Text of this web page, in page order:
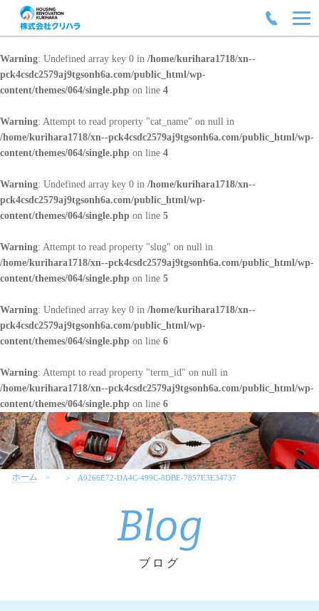
Warning: Undefined array key 0 in /home/kurihara1718/xn--
pck4csdc2579aj9tgsonh6a.com/public_html/wp-
content/themes/064/single.php on line 4
Warning: Attempt to read property "cat_name" on null in
/home/kurihara1718/xn--pck4csdc2579aj9tgsonh6a.com/public_html/wp-
content/themes/064/single.php on line 4
Warning: Undefined array key 0 in /home/kurihara1718/xn--
pck4csdc2579aj9tgsonh6a.com/public_html/wp-
content/themes/064/single.php on line 5
Warning: Attempt to read property "slug" on null in
/home/kurihara1718/xn--pck4csdc2579aj9tgsonh6a.com/public_html/wp-
content/themes/064/single.php on line 5
Warning: Undefined array key 0 in /home/kurihara1718/xn--
pck4csdc2579aj9tgsonh6a.com/public_html/wp-
content/themes/064/single.php on line 6
Warning: Attempt to read property "term_id" on null in
/home/kurihara1718/xn--pck4csdc2579aj9tgsonh6a.com/public_html/wp-
content/themes/064/single.php on line 6
ホーム A0266E72-DA4C-499C-8DBE-7857E3E34737
Blog
ブログ